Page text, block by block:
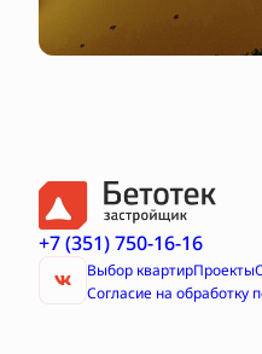
+7 (351) 750-16-16
Выбор квартирПроекты
Согласие на обработку